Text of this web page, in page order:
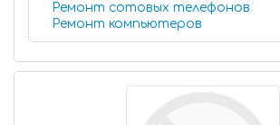
Ремонт сотовых телефонов
Ремонт компьютеров